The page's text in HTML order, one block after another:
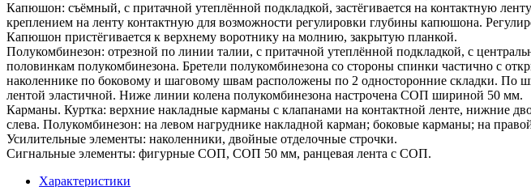
Капюшон: съёмный, с притачной утеплённой подкладкой, застёгивается на контактную
креплением на ленту контактную для возможности регулировки глубины капюшона.
Капюшон пристёгивается к верхнему воротнику на молнию, закрытую планкой.
Полукомбинезон: отрезной по линии талии, с притачной утеплённой подкладкой, с
половинкам полукомбинезона. Бретели полукомбинезона со стороны спинки частично с
наколеннике по боковому и шаговому швам расположены по 2 односторонние складки. По
лентой эластичной. Ниже линии колена полукомбинезона настрочена СОП шириной 50 мм.
Карманы. Куртка: верхние накладные карманы с клапанами на контактной ленте, нижние
слева. Полукомбинезон: на левом нагруднике накладной карман; боковые карманы; на
Усилительные элементы: наколенники, двойные отделочные строчки.
Сигнальные элементы: фигурные СОП, СОП 50 мм, ранцевая лента с СОП.
Характеристики